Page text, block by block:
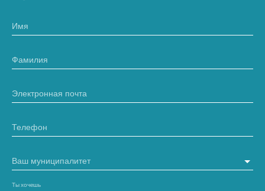
Имя
Фамилия
Электронная почта
Телефон
Ваш муниципалитет
Ты хочешь